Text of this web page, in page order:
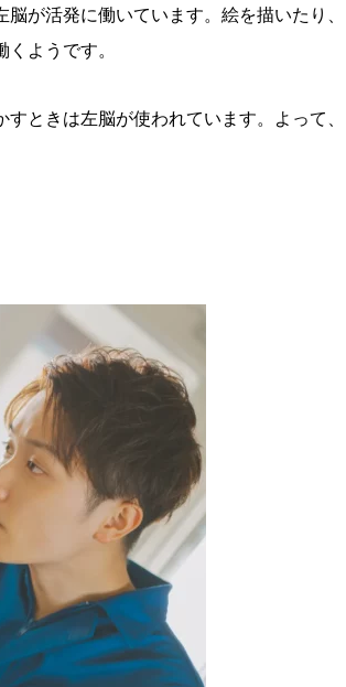
が活発に働いています。絵を描いたり、
ようです。
ときは左脳が使われています。よって、